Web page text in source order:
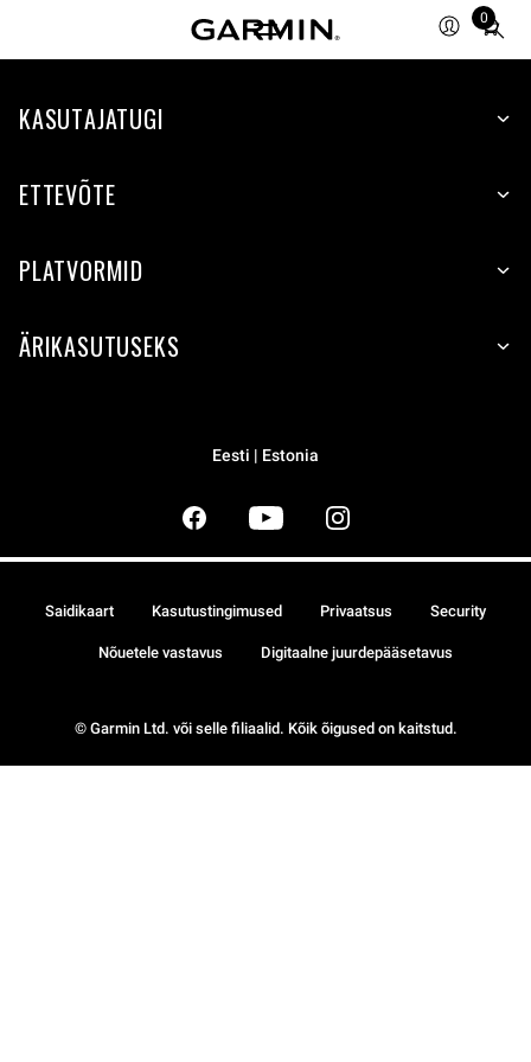
0
Total
items
cart:
KASUTAJATUGI
ETTEVÕTE
PLATVORMID
ÄRIKASUTUSEKS
Eesti | Estonia
© Garmin Ltd. või selle filiaalid. Kõik õigused on kaitstud.
Saidikaart Kasutustingimused Privaatsus Security
Nõuetele vastavus Digitaalne juurdepääsetavus